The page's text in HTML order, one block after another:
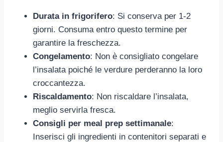
Durata in frigorifero: Si conserva per 1-2
giorni. Consuma entro questo termine per
garantire la freschezza.
Congelamento: Non è consigliato congelare
l’insalata poiché le verdure perderanno la loro
croccantezza.
Riscaldamento: Non riscaldare l’insalata,
meglio servirla fresca.
Consigli per meal prep settimanale:
Inserisci gli ingredienti in contenitori separati e